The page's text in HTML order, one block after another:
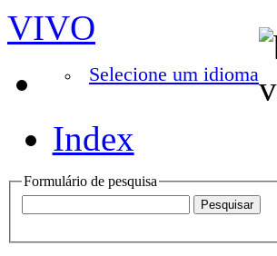
VIVO
Selecione um idioma
Index
Formulário de pesquisa